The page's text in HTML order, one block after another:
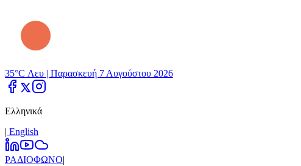
35°C Λευ | Παρασκευή 7 Αυγούστου 2026
Ελληνικά
| Εnglish
ΡΑΔΙΟΦΩΝΟ|